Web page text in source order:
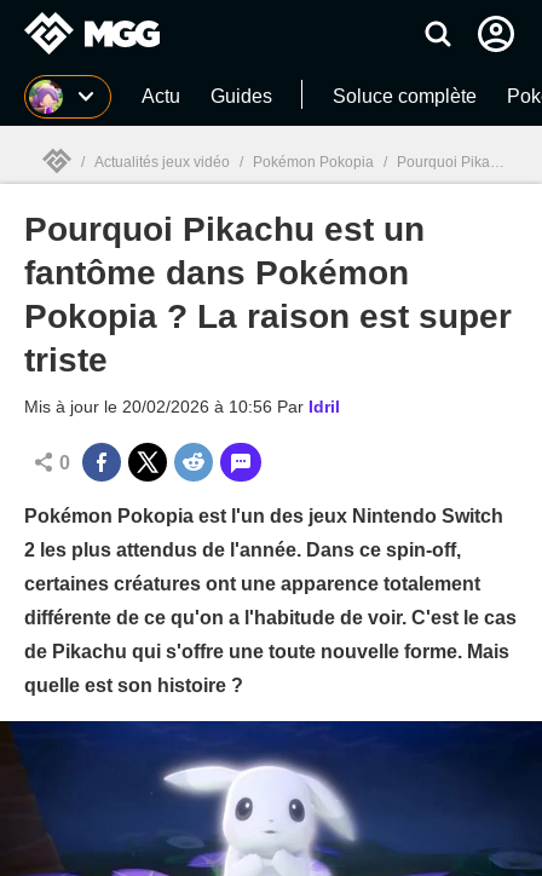
MGG Actu Guides Soluce complète
MGG
/ Actualités jeux vidéo / Pokémon Pokopia / Pourquoi Pikachu est un fantôme dans Pokémon Pokopia ? La raison est super triste
Pourquoi Pikachu est un
fantôme dans Pokémon
Pokopia ? La raison est super
triste
Mis à jour le 20/02/2026 à 10:56 Par Idril
0
Pokémon Pokopia est l'un des jeux Nintendo Switch
2 les plus attendus de l'année. Dans ce spin-off,
certaines créatures ont une apparence totalement
différente de ce qu'on a l'habitude de voir. C'est le cas
de Pikachu qui s'offre une toute nouvelle forme. Mais
quelle est son histoire ?